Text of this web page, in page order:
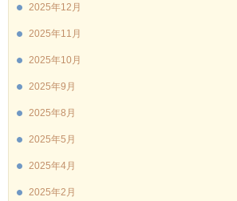
2025年12月
2025年11月
2025年10月
2025年9月
2025年8月
2025年5月
2025年4月
2025年2月